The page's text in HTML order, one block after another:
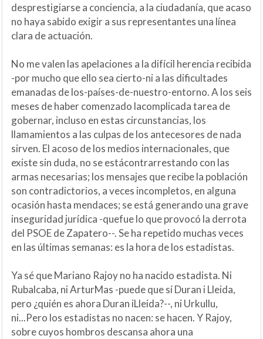
desprestigiarse a conciencia, a la ciudadanía, que acaso
no haya sabido exigir a sus representantes una línea
clara de actuación.
No me valen las apelaciones a la difícil herencia recibida
-por mucho que ello sea cierto-ni a las dificultades
emanadas de los-países-de-nuestro-entorno. A los seis
meses de haber comenzado lacomplicada tarea de
gobernar, incluso en estas circunstancias, los
llamamientos a las culpas de los antecesores de nada
sirven. El acoso de los medios internacionales, que
existe sin duda, no se estácontrarrestando con las
armas necesarias; los mensajes que recibe la población
son contradictorios, a veces incompletos, en alguna
ocasión hasta mendaces; se está generando una grave
inseguridad jurídica -quefue lo que provocó la derrota
del PSOE de Zapatero--. Se ha repetido muchas veces
en las últimas semanas: es la hora de los estadistas.
Ya sé que Mariano Rajoy no ha nacido estadista. Ni
Rubalcaba, ni ArturMas -puede que sí Duran i Lleida,
pero ¿quién es ahora Duran iLleida?--, ni Urkullu,
ni...Pero los estadistas no nacen: se hacen. Y Rajoy,
sobre cuyos hombros descansa ahora una